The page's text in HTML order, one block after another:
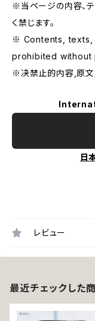
※当ページの内容、
く禁じます。
※ Contents, texts,
prohibited without
※决禁止的内容,原文,
日
レビュー
最近チェックした